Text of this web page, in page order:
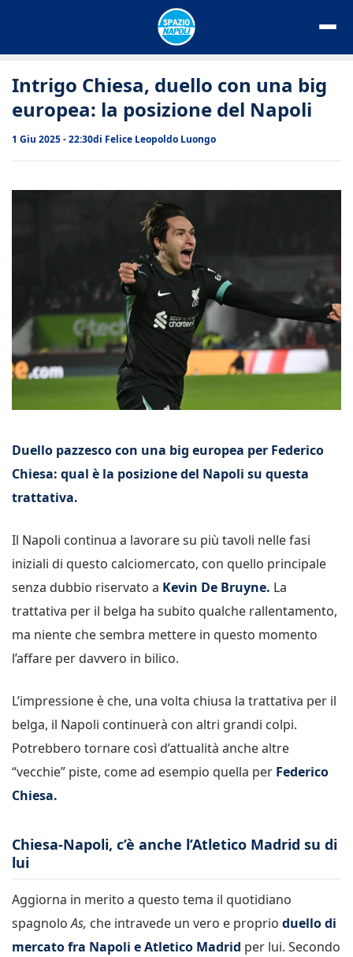
Intrigo Chiesa, duello con una big
europea: la posizione del Napoli
1 Giu 2025 - 22:30di Felice Leopoldo Luongo
Duello pazzesco con una big europea per Federico
Chiesa: qual è la posizione del Napoli su questa
trattativa.
Il Napoli continua a lavorare su più tavoli nelle fasi
iniziali di questo calciomercato, con quello principale
senza dubbio riservato a Kevin De Bruyne. La
trattativa per il belga ha subito qualche rallentamento,
ma niente che sembra mettere in questo momento
l’affare per davvero in bilico.
L’impressione è che, una volta chiusa la trattativa per il
belga, il Napoli continuerà con altri grandi colpi.
Potrebbero tornare così d’attualità anche altre
“vecchie” piste, come ad esempio quella per Federico
Chiesa.
Chiesa-Napoli, c’è anche l’Atletico Madrid su di
lui
Aggiorna in merito a questo tema il quotidiano
spagnoloAs, che intravede un vero e proprio duello di
mercato fra Napoli e Atletico Madrid per lui. Secondo